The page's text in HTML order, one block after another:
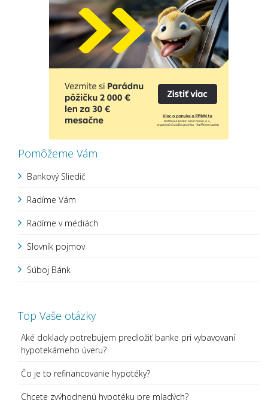
Pomôžeme Vám
Bankový Sliedič
Radíme Vám
Radíme v médiách
Slovník pojmov
Súboj Bánk
Top Vaše otázky
Aké doklady potrebujem predložiť banke pri vybavovaní
hypotekárneho úveru?
Čo je to refinancovanie hypotéky?
Chcete zvýhodnenú hypotéku pre mladých?